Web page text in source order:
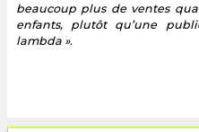
beaucoup plus de ventes
enfants, plutôt qu’une
lambda ».